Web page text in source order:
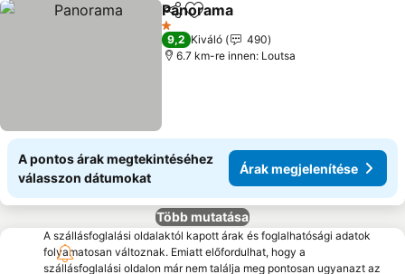
Megosztás
Hozzáadás a kedvencekhez
Panorama
1 Kategória
9,2 Kiváló
490
6.7 km-re innen: Loutsa
A pontos árak megtekintéséhez
válasszon dátumokat
Árak megjelenítése
Több mutatása
A szállásfoglalási oldalaktól kapott árak és foglalhatósági adatok
folyamatosan változnak. Emiatt előfordulhat, hogy a
szállásfoglalási oldalon már nem találja meg pontosan ugyanazt az